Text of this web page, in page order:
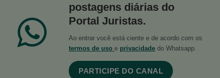
postagens diárias do
Portal Juristas.
Ao entrar você está ciente e de acordo com os
termos de uso e privacidade do Whatsapp.
PARTICIPE DO CANAL